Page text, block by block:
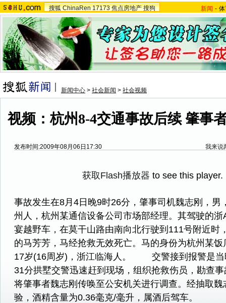
搜狐 ChinaRen 17173 焦点房地产 搜狗 新闻 -
新闻中心 > 社会新闻 > 社会视频
视频：杭州8-4交通事故后续 肇事
发布时间:2009年08月06日17:30 我来说
获取Flash播放器 to see this player.
事故发生在8月4日晚9时26分，肇事司机魏志刚，男
州人，杭州某通信设备公司市场部经理。其驾驶的浙
宴越野车，在莫干山路由南向北行驶到111号附近时
的马芳芳，马经抢救无效死亡。马的身份为杭州某饭
17岁(16周岁)，浙江临海人。 交警接到报警是当
31分拱墅交警迅速赶到现场，组织抢救伤员，勘查
将肇事者魏志刚传唤至公安机关进行调查。经抽取魏
验，酒精含量为0.36毫克/毫升，属酒后驾车。